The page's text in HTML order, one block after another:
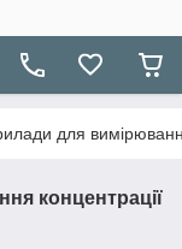
для
концентрації